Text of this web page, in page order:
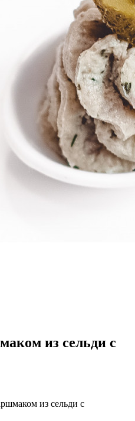
из сельди с
из сельди с